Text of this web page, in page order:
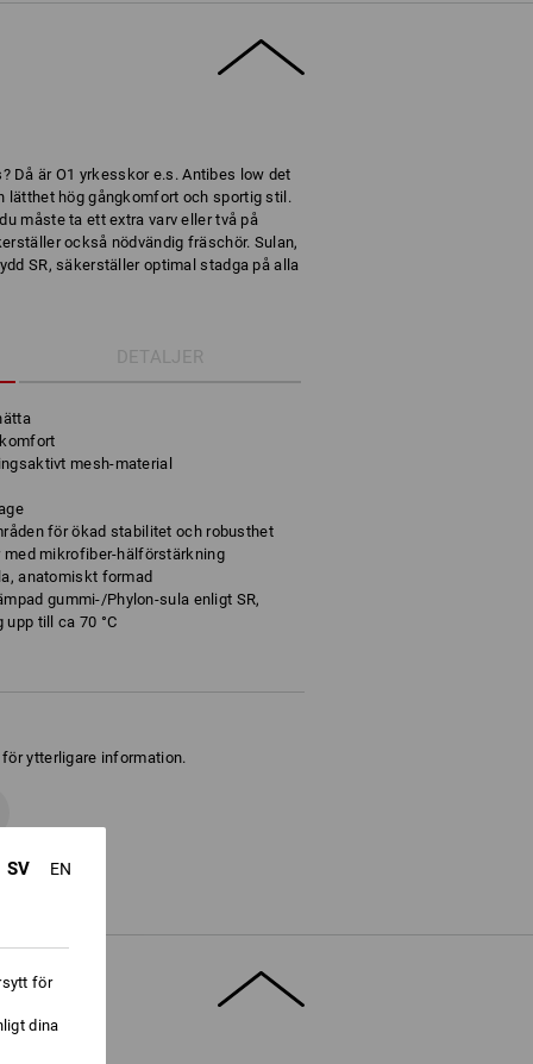
Då är O1 yrkesskor e.s. Antibes low det
lätthet hög gångkomfort och sportig stil.
måste ta ett extra varv eller två på
också nödvändig fräschör. Sulan,
SR, säkerställer optimal stadga på alla
DETALJER
mesh-material
för ökad stabilitet och robusthet
mikrofiber-hälförstärkning
anatomiskt formad
gummi-/Phylon-sula enligt SR,
till ca 70 °C
ytterligare information.
SV EN
för
dina